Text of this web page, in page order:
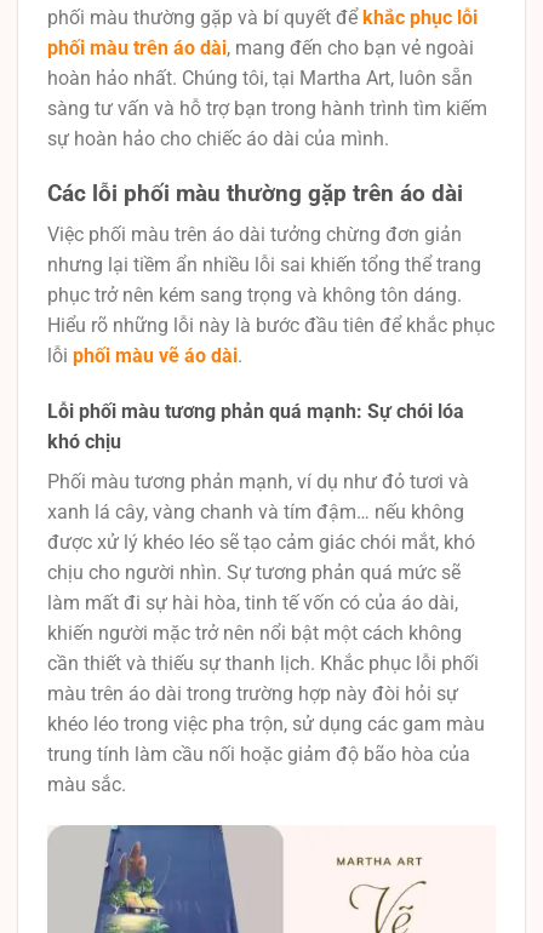
phối màu thường gặp và bí quyết đểkhắc phục lỗi
phối màu trên áo dài, mang đến cho bạn vẻ ngoài
hoàn hảo nhất. Chúng tôi, tại Martha Art, luôn sẵn
sàng tư vấn và hỗ trợ bạn trong hành trình tìm kiếm
sự hoàn hảo cho chiếc áo dài của mình.
Các lỗi phối màu thường gặp trên áo dài
Việc phối màu trên áo dài tưởng chừng đơn giản
nhưng lại tiềm ẩn nhiều lỗi sai khiến tổng thể trang
phục trở nên kém sang trọng và không tôn dáng.
Hiểu rõ những lỗi này là bước đầu tiên để khắc phục
lỗi phối màu vẽ áo dài.
Lỗi phối màu tương phản quá mạnh: Sự chói lóa
khó chịu
Phối màu tương phản mạnh, ví dụ như đỏ tươi và
xanh lá cây, vàng chanh và tím đậm… nếu không
được xử lý khéo léo sẽ tạo cảm giác chói mắt, khó
chịu cho người nhìn. Sự tương phản quá mức sẽ
làm mất đi sự hài hòa, tinh tế vốn có của áo dài,
khiến người mặc trở nên nổi bật một cách không
cần thiết và thiếu sự thanh lịch. Khắc phục lỗi phối
màu trên áo dài trong trường hợp này đòi hỏi sự
khéo léo trong việc pha trộn, sử dụng các gam màu
trung tính làm cầu nối hoặc giảm độ bão hòa của
màu sắc.